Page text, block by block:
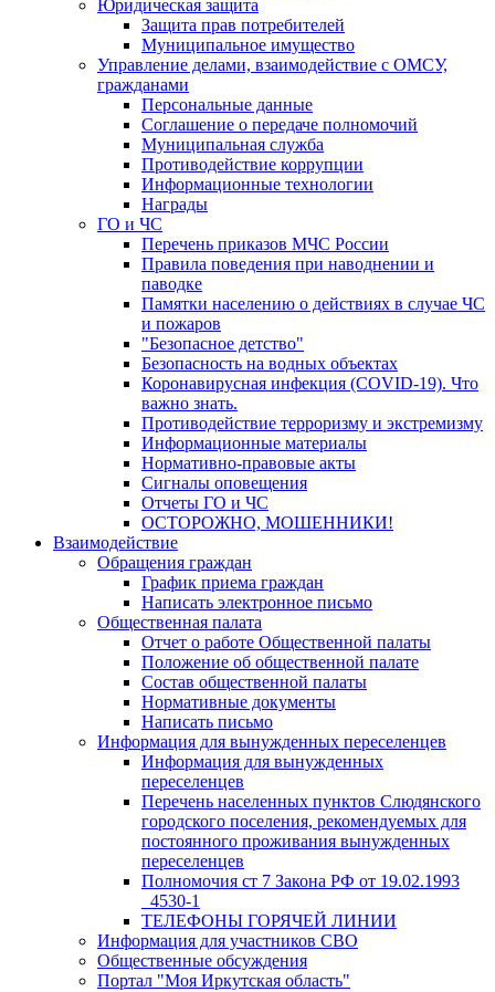
Юридическая защита
Защита прав потребителей
Муниципальное имущество
Управление делами, взаимодействие с ОМСУ,
гражданами
Персональные данные
Соглашение о передаче полномочий
Муниципальная служба
Противодействие коррупции
Информационные технологии
Награды
ГО и ЧС
Перечень приказов МЧС России
Правила поведения при наводнении и
паводке
Памятки населению о действиях в случае ЧС
и пожаров
"Безопасное детство"
Безопасность на водных объектах
Коронавирусная инфекция (COVID-19). Что
важно знать.
Противодействие терроризму и экстремизму
Информационные материалы
Нормативно-правовые акты
Сигналы оповещения
Отчеты ГО и ЧС
ОСТОРОЖНО, МОШЕННИКИ!
Взаимодействие
Обращения граждан
График приема граждан
Написать электронное письмо
Общественная палата
Отчет о работе Общественной палаты
Положение об общественной палате
Состав общественной палаты
Нормативные документы
Написать письмо
Информация для вынужденных переселенцев
Информация для вынужденных
переселенцев
Перечень населенных пунктов Слюдянского
городского поселения, рекомендуемых для
постоянного проживания вынужденных
переселенцев
Полномочия ст 7 Закона РФ от 19.02.1993
_4530-1
ТЕЛЕФОНЫ ГОРЯЧЕЙ ЛИНИИ
Информация для участников СВО
Общественные обсуждения
Портал "Моя Иркутская область"